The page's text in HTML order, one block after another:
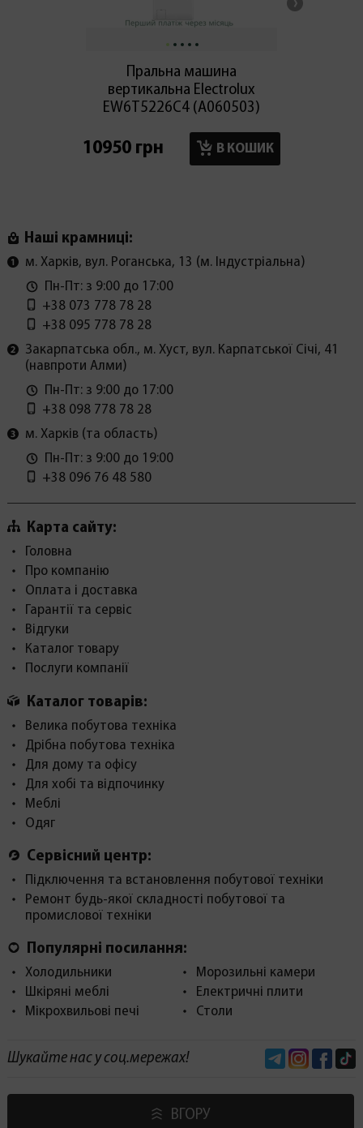
Пральна машина
вертикальна Electroluх
EW6T5226C4 (А060503)
10950 грн В КОШИК
Наші крамниці:
м. Харків, вул. Роганська, 13 (м. Індустріальна)
Пн-Пт: з 9:00 до 17:00
+38 073 778 78 28
+38 095 778 78 28
Закарпатська обл., м. Хуст, вул. Карпатської Січі, 41
(навпроти Алми)
Пн-Пт: з 9:00 до 17:00
+38 098 778 78 28
м. Харків (та область)
Пн-Пт: з 9:00 до 19:00
+38 096 76 48 580
Карта сайту:
Головна
Про компанію
Оплата і доставка
Гарантії та сервіс
Відгуки
Каталог товару
Послуги компанії
Каталог товарів:
Велика побутова техніка
Дрібна побутова техніка
Для дому та офісу
Для хобі та відпочинку
Меблі
Одяг
Сервісний центр:
Підключення та встановлення побутової техніки
Ремонт будь-якої складності побутової та
промислової техніки
Популярні посилання:
Холодильники
Шкіряні меблі
Мікрохвильові печі
Морозильні камери
Електричні плити
Столи
Шукайте нас у соц.мережах! TelegramInstagram
ВГОРУ